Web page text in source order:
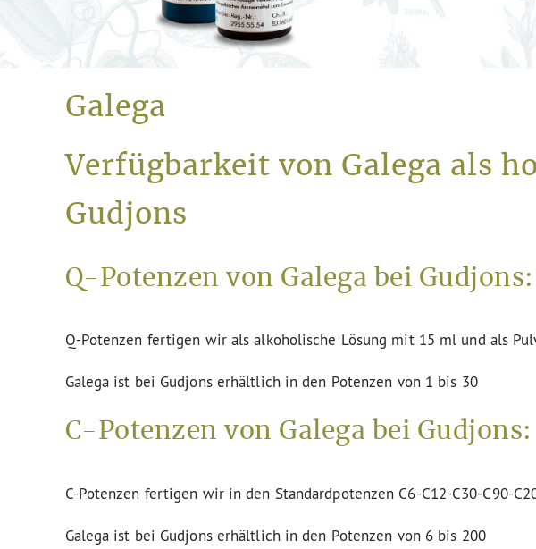
Galega
Verfügbarkeit von Galega als
Gudjons
Q-Potenzen von Galega bei Gudjons:
Q-Potenzen fertigen wir als alkoholische Lösung mit 15 ml und als
Galega ist bei Gudjons erhältlich in den Potenzen von 1 bis 30
C-Potenzen von Galega bei Gudjons:
C-Potenzen fertigen wir in den Standardpotenzen C6-C12-C30-C90-
Galega ist bei Gudjons erhältlich in den Potenzen von 6 bis 200